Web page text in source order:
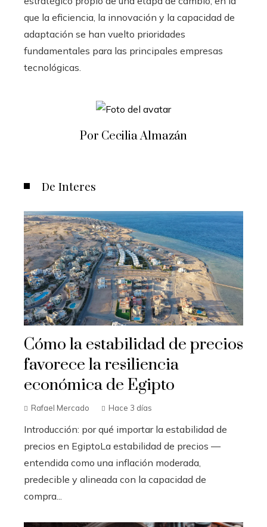
que la eficiencia, la innovación y la capacidad de
adaptación se han vuelto prioridades
fundamentales para las principales empresas
tecnológicas.
Por Cecilia Almazán
De Interes
Cómo la estabilidad de precios
favorece la resiliencia
económica de Egipto
Rafael Mercado Hace 3 días
Introducción: por qué importar la estabilidad de
precios en EgiptoLa estabilidad de precios —
entendida como una inflación moderada,
predecible y alineada con la capacidad de
compra...